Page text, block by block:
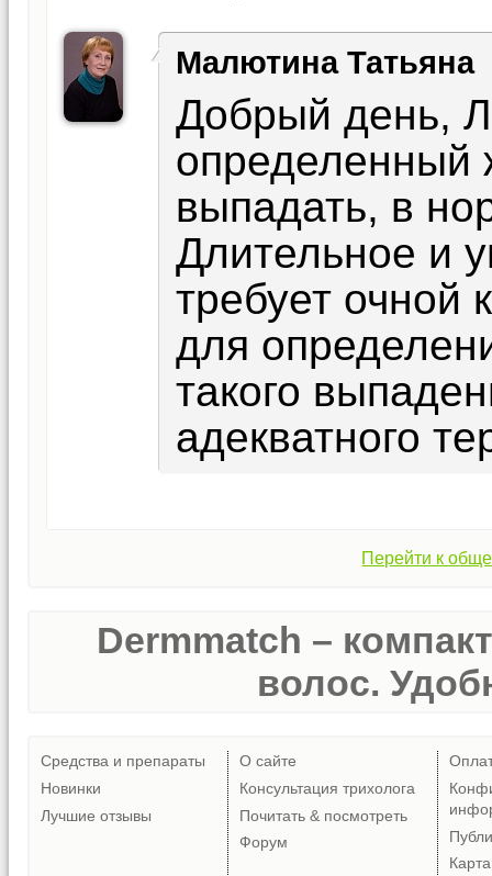
Малютина Татьяна
Добрый день,
определенный
выпадать, в
Длительное и
требует очной
для
такого
адекватного
Перейти к
Dermmatch –
волос.
Средства и препараты
Новинки
Лучшие отзывы
О сайте
Консультация трихолога
Почитать & посмотреть
Форум